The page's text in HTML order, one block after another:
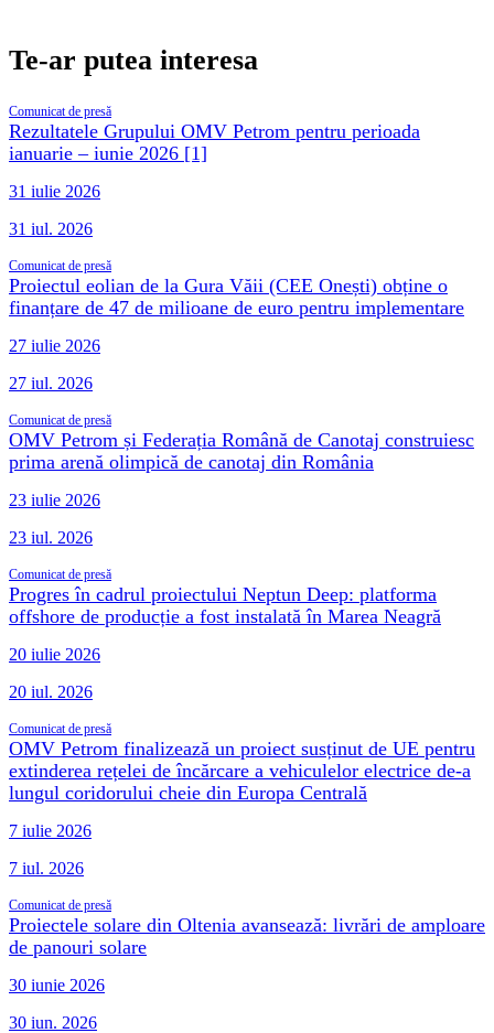
Te-ar putea interesa
Comunicat de presă
Rezultatele Grupului OMV Petrom pentru perioada
ianuarie – iunie 2026 [1]
31 iulie 2026
31 iul. 2026
Comunicat de presă
Proiectul eolian de la Gura Văii (CEE Onești) obține o
finanțare de 47 de milioane de euro pentru implementare
27 iulie 2026
27 iul. 2026
Comunicat de presă
OMV Petrom și Federația Română de Canotaj construiesc
prima arenă olimpică de canotaj din România
23 iulie 2026
23 iul. 2026
Comunicat de presă
Progres în cadrul proiectului Neptun Deep: platforma
offshore de producție a fost instalată în Marea Neagră
20 iulie 2026
20 iul. 2026
Comunicat de presă
OMV Petrom finalizează un proiect susținut de UE pentru
extinderea rețelei de încărcare a vehiculelor electrice de-a
lungul coridorului cheie din Europa Centrală
7 iulie 2026
7 iul. 2026
Comunicat de presă
Proiectele solare din Oltenia avansează: livrări de amploare
de panouri solare
30 iunie 2026
30 iun. 2026